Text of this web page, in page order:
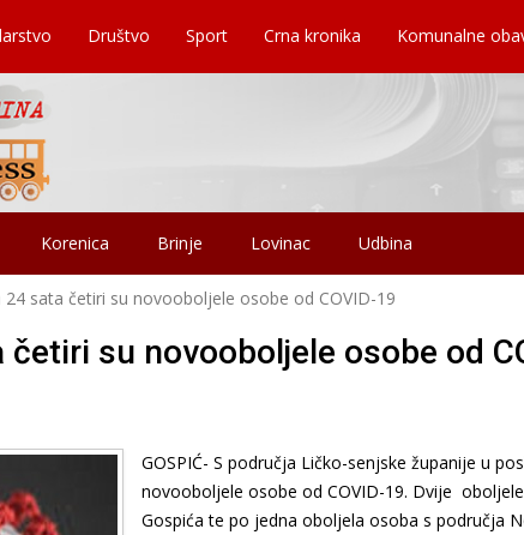
Društvo Sport Crna kronika Komunalne
Korenica Brinje Lovinac Udbina
24 sata četiri su novooboljele osobe od COVID-19
su novooboljele osobe od
GOSPIĆ- S područja Ličko-senjske županije u
novooboljele osobe od COVID-19. Dvije
Gospića te po jedna oboljela osoba s područja